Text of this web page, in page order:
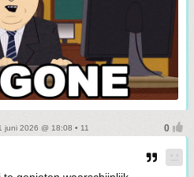
juni 2026 @ 18:08 • 11